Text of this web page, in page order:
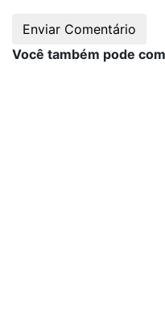
Você também pode